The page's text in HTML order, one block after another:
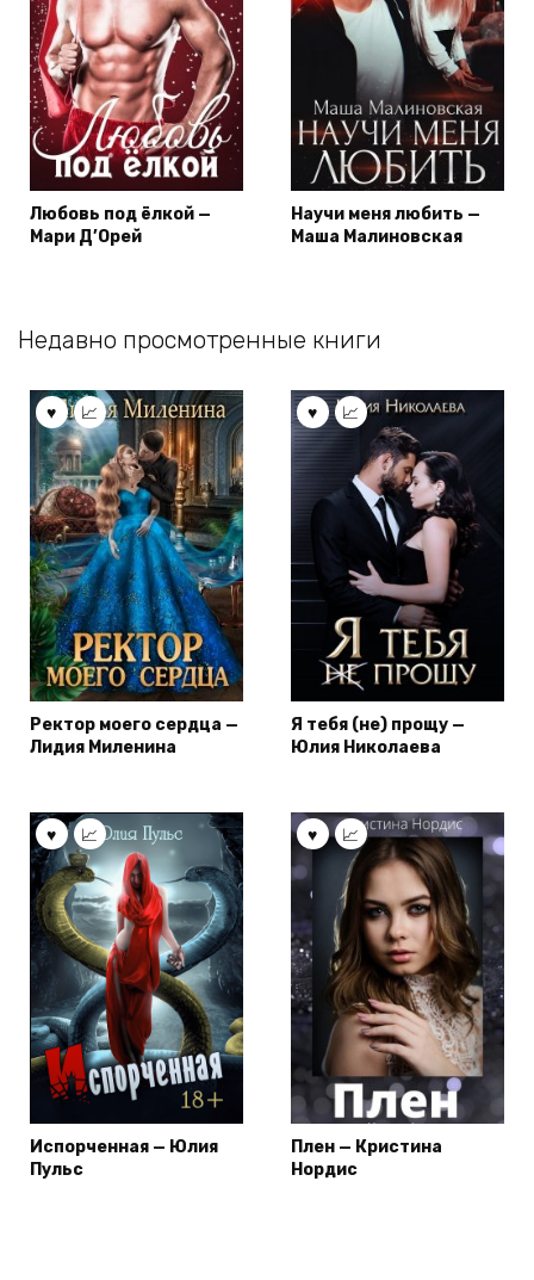
Любовь под ёлкой —
Мари Д’Орей
Научи меня любить —
Маша Малиновская
Недавно просмотренные книги
Ректор моего сердца —
Лидия Миленина
Я тебя (не) прощу —
Юлия Николаева
Испорченная — Юлия
Пульс
Плен — Кристина
Нордис